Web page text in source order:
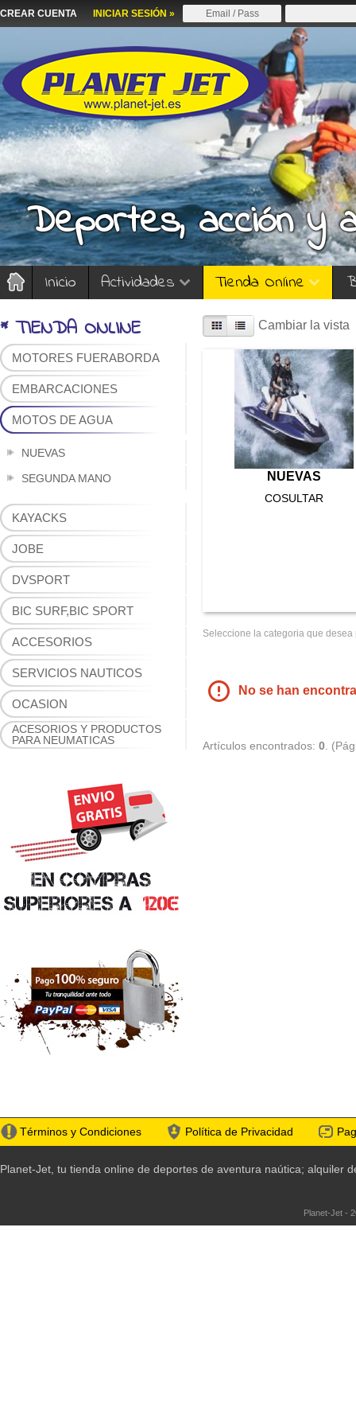
CREAR CUENTA INICIAR SESIÓN »
Deportes, acción y
Inicio Actividades Tienda Online
* TIENDA ONLINE
MOTORES FUERABORDA
EMBARCACIONES
MOTOS DE AGUA
NUEVAS
SEGUNDA MANO
KAYACKS
JOBE
DVSPORT
BIC SURF,BIC SPORT
ACCESORIOS
SERVICIOS NAUTICOS
OCASION
ACESORIOS Y PRODUCTOS
PARA NEUMATICAS
Cambiar la vista
NUEVAS
COSULTAR
Seleccione la categoria que
No se han
Artículos encontrados: 0 .
Términos y Condiciones Política de Privacidad
Planet-Jet, tu tienda online de deportes de aventura naútica; alquiler
Planet-Jet -